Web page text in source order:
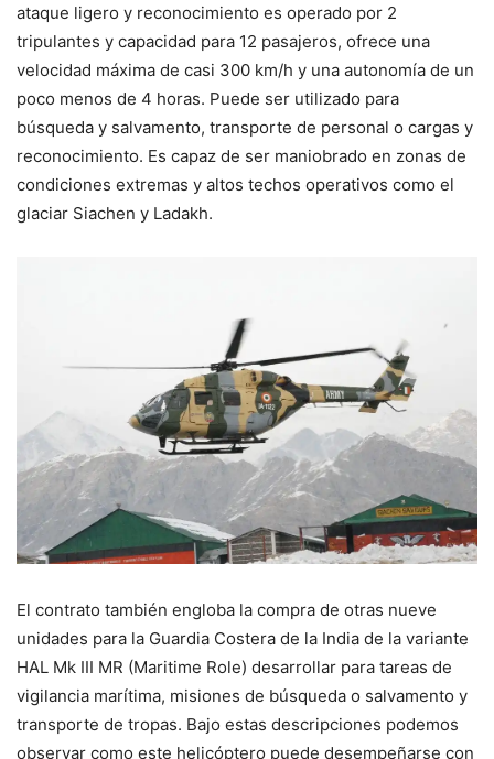
ataque ligero y reconocimiento es operado por 2
tripulantes y capacidad para 12 pasajeros, ofrece una
velocidad máxima de casi 300 km/h y una autonomía de un
poco menos de 4 horas. Puede ser utilizado para
búsqueda y salvamento, transporte de personal o cargas y
reconocimiento. Es capaz de ser maniobrado en zonas de
condiciones extremas y altos techos operativos como el
glaciar Siachen y Ladakh.
El contrato también engloba la compra de otras nueve
unidades para la Guardia Costera de la India de la variante
HAL Mk III MR (Maritime Role) desarrollar para tareas de
vigilancia marítima, misiones de búsqueda o salvamento y
transporte de tropas. Bajo estas descripciones podemos
observar como este helicóptero puede desempeñarse con